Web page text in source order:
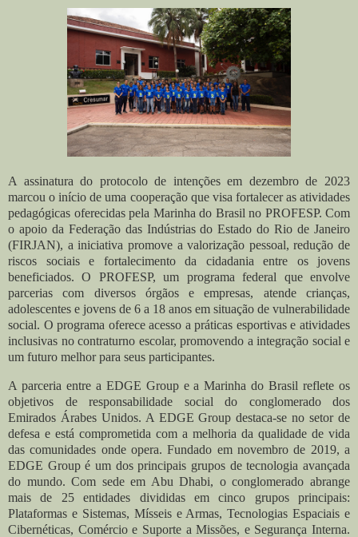
A assinatura do protocolo de intenções em dezembro de 2023
marcou o início de uma cooperação que visa fortalecer as atividades
pedagógicas oferecidas pela Marinha do Brasil no PROFESP. Com
o apoio da Federação das Indústrias do Estado do Rio de Janeiro
(FIRJAN), a iniciativa promove a valorização pessoal, redução de
riscos sociais e fortalecimento da cidadania entre os jovens
beneficiados. O PROFESP, um programa federal que envolve
parcerias com diversos órgãos e empresas, atende crianças,
adolescentes e jovens de 6 a 18 anos em situação de vulnerabilidade
social. O programa oferece acesso a práticas esportivas e atividades
inclusivas no contraturno escolar, promovendo a integração social e
um futuro melhor para seus participantes.
A parceria entre a EDGE Group e a Marinha do Brasil reflete os
objetivos de responsabilidade social do conglomerado dos
Emirados Árabes Unidos. A EDGE Group destaca-se no setor de
defesa e está comprometida com a melhoria da qualidade de vida
das comunidades onde opera. Fundado em novembro de 2019, a
EDGE Group é um dos principais grupos de tecnologia avançada
do mundo. Com sede em Abu Dhabi, o conglomerado abrange
mais de 25 entidades divididas em cinco grupos principais:
Plataformas e Sistemas, Mísseis e Armas, Tecnologias Espaciais e
Cibernéticas, Comércio e Suporte a Missões, e Segurança Interna.